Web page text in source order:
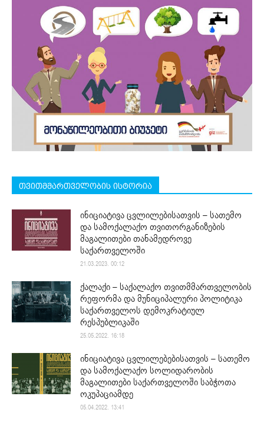
თვითმმართველობის ისტორია
ინიციატივა ცვლილებისათვის – სათემო
და სამოქალაქო თვითორგანიზების
მაგალითები თანამედროვე
საქართველოში
21.03.2023. 00:12
ქალაქი – საქალაქო თვითმმართველობის
რეფორმა და მუნიციპალური პოლიტიკა
საქართველოს დემოკრატიულ
რესპუბლიკაში
25.05.2022. 16:18
ინიციატივა ცვლილებებისათვის – სათემო
და სამოქალაქო სოლიდარობის
მაგალითები საქართველოში საბჭოთა
ოკუპაციამდე
05.04.2022. 13:41